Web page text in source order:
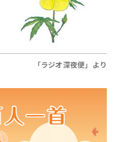
「
テリ※
マカシー」と
インドネシアの